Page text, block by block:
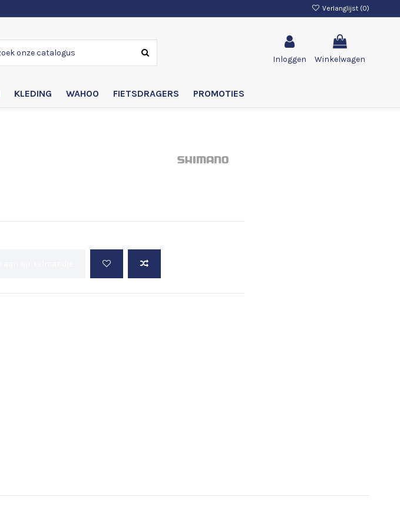
Verlanglijst (0)
Inloggen Winkelwagen
KLEDING WAHOO FIETSDRAGERS PROMOTIES